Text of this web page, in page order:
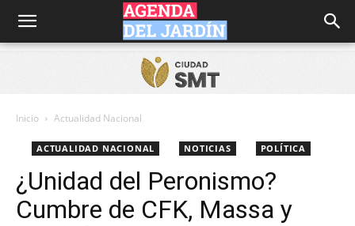
Agenda
Jardín
Inicio Actualidad Nacional
ACTUALIDAD NACIONAL NOTICIAS POLÍTICA
¿Unidad del Peronismo?
Cumbre de CFK, Massa y